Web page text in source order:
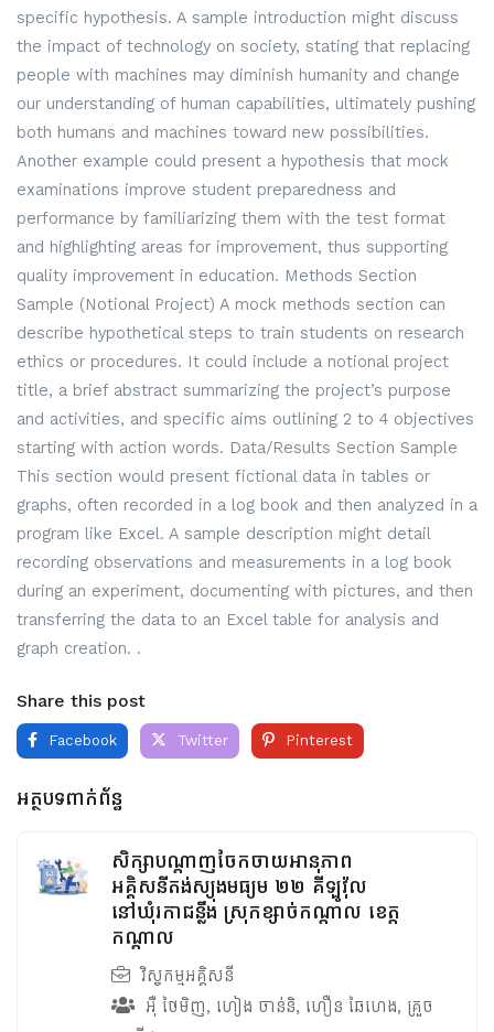
specific hypothesis. A sample introduction might discuss
the impact of technology on society, stating that replacing
people with machines may diminish humanity and change
our understanding of human capabilities, ultimately pushing
both humans and machines toward new possibilities.
Another example could present a hypothesis that mock
examinations improve student preparedness and
performance by familiarizing them with the test format
and highlighting areas for improvement, thus supporting
quality improvement in education. Methods Section
Sample (Notional Project) A mock methods section can
describe hypothetical steps to train students on research
ethics or procedures. It could include a notional project
title, a brief abstract summarizing the project’s purpose
and activities, and specific aims outlining 2 to 4 objectives
starting with action words. Data/Results Section Sample
This section would present fictional data in tables or
graphs, often recorded in a log book and then analyzed in a
program like Excel. A sample description might detail
recording observations and measurements in a log book
during an experiment, documenting with pictures, and then
transferring the data to an Excel table for analysis and
graph creation. .
Share this post
Facebook Twitter Pinterest
អត្ថបទពាក់ព័ន្ធ
សិក្សាបណ្តាញចែកចាយអានុភាព
អគ្គិសនីតង់ស្យុងមធ្យម ២២ គីឡូវ៉ុល
នៅឃុំរកាជន្លឹង ស្រុកខ្សាច់កណ្ដាល ខេត្ត
កណ្ដាល
វិស្វកម្មអគ្គិសនី
អ៊ឺ ថៃមិញ, ហៀង ចាន់និ, ហឿន ឆៃហេង, គ្រួច